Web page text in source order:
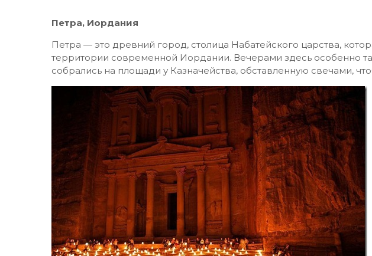
Петра, Иордания
Петра — это древний город, столица Набатейского царства,
территории современной Иордании. Вечерами здесь особенно
собрались на площади у Казначейства, обставленную свечами,